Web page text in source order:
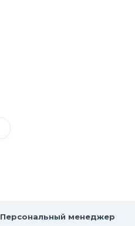
Персональный менеджер